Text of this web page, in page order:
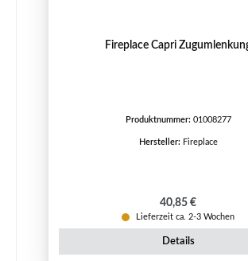
Fireplace Capri
Produktnummer: 01008277
Hersteller: Fireplace
Regulärer Preis:
40,85 €
Lieferzeit ca. 2-3 Wochen
Details